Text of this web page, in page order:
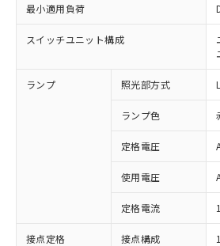
最小適用負荷
スイッチユニット構成
ランプ 照光部方式
ランプ色
定格電圧
使用電圧
定格電流
接点定格 接点構成
※1 対応状況
対応済み：EU RoHS指令
非含有に対応した製品が提供